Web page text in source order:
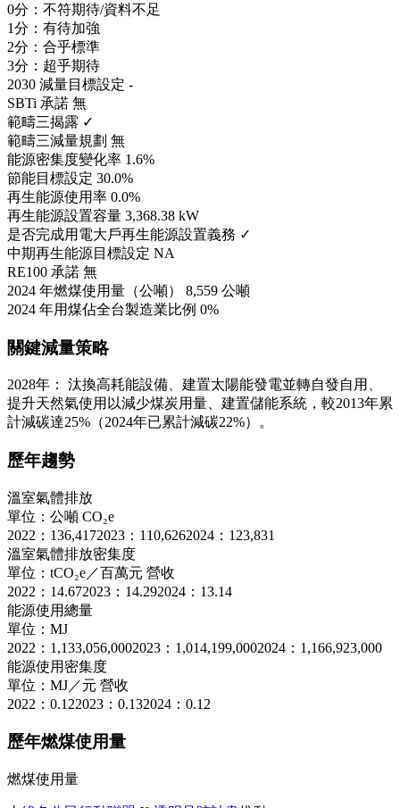
0分：不符期待/資料不足
1分：有待加強
2分：合乎標準
3分：超乎期待
2030 減量目標設定 -
SBTi 承諾 無
範疇三揭露 ✓
範疇三減量規劃 無
能源密集度變化率 1.6%
節能目標設定 30.0%
再生能源使用率 0.0%
再生能源設置容量 3,368.38 kW
是否完成用電大戶再生能源設置義務 ✓
中期再生能源目標設定 NA
RE100 承諾 無
2024 年燃煤使用量（公噸） 8,559 公噸
2024 年用煤佔全台製造業比例 0%
關鍵減量策略
2028年： 汰換高耗能設備、建置太陽能發電並轉自發自用、
提升天然氣使用以減少煤炭用量、建置儲能系統，較2013年累
計減碳達25%（2024年已累計減碳22%）。
歷年趨勢
溫室氣體排放
單位：公噸 CO₂e
2022：136,4172023：110,6262024：123,831
溫室氣體排放密集度
單位：tCO₂e／百萬元 營收
2022：14.672023：14.292024：13.14
能源使用總量
單位：MJ
2022：1,133,056,0002023：1,014,199,0002024：1,166,923,000
能源使用密集度
單位：MJ／元 營收
2022：0.122023：0.132024：0.12
歷年燃煤使用量
燃煤使用量